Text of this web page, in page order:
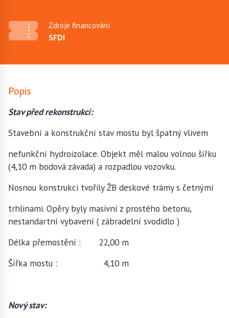
Zdroje financování
SFDI
Popis
Stav před rekonstrukcí:
Stavební a konstrukční stav mostu byl špatný vlivem
nefunkční hydroizolace. Objekt měl malou volnou šířku
(4,10 m bodová závada) a rozpadlou vozovku.
Nosnou konstrukci tvořily ŽB deskové trámy s četnými
trhlinami. Opěry byly masivní z prostého betonu,
nestandartní vybavení ( zábradelní svodidlo )
Délka přemostění : 22,00 m
Šířka mostu : 4,10 m
Nový stav: